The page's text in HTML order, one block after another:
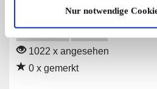
Nur notwendige
1022 x angesehen
0 x gemerkt